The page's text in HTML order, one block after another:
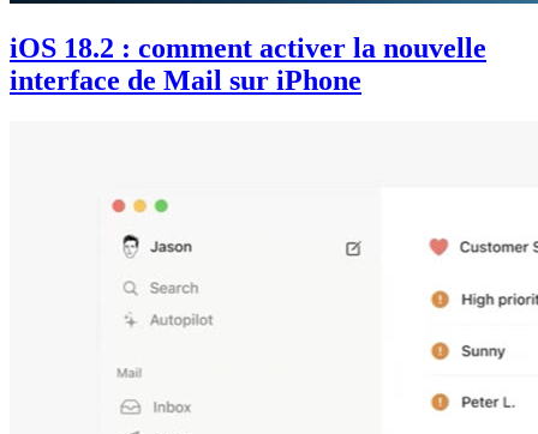
iOS 18.2 : comment activer la nouvelle
interface de Mail sur iPhone